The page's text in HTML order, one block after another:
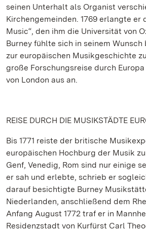
seinen Unterhalt als Organist
Kirchengemeinden. 1769 erlangte er
Music“, den ihm die Universität von
Burney fühlte sich in seinem
zur europäischen Musikgeschichte
große Forschungsreise durch
von London aus an.
REISE DURCH DIE MUSIKSTÄDTE
Bis 1771 reiste der britische
europäischen Hochburg der Musik
Genf, Venedig, Rom sind nur einige
er sah und erlebte, schrieb er
darauf besichtigte Burney
Niederlanden, anschließend dem
Anfang August 1772 traf er in
Residenzstadt von Kurfürst Carl